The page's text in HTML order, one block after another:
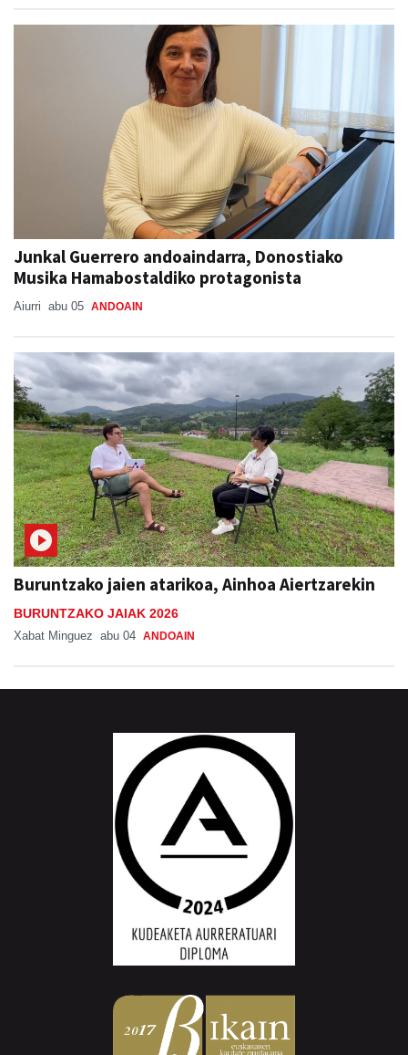
Junkal Guerrero andoaindarra, Donostiako
Musika Hamabostaldiko protagonista
Aiurri abu 05 ANDOAIN
Buruntzako jaien atarikoa, Ainhoa Aiertzarekin
BURUNTZAKO JAIAK 2026
Xabat Minguez abu 04 ANDOAIN